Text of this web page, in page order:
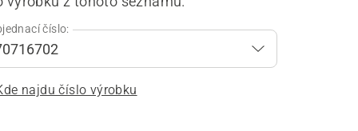
číslo:
najdu číslo výrobku